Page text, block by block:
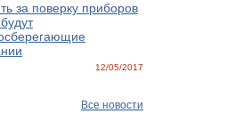
за поверку приборов
12/05/2017
Все новости